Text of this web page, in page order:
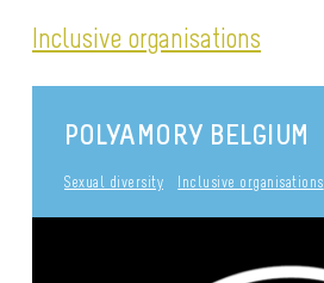
Inclusive organisations
POLYAMORY BELGIUM
Sexual diversity Inclusive organisations